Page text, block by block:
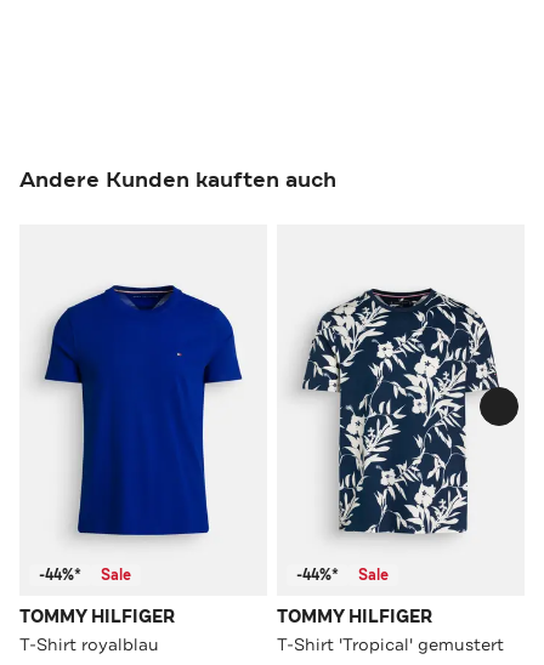
Andere Kunden kauften auch
-44%* Sale
TOMMY HILFIGER
T-Shirt royalblau
-44%* Sale
TOMMY HILFIGER
T-Shirt 'Tropical' gemustert